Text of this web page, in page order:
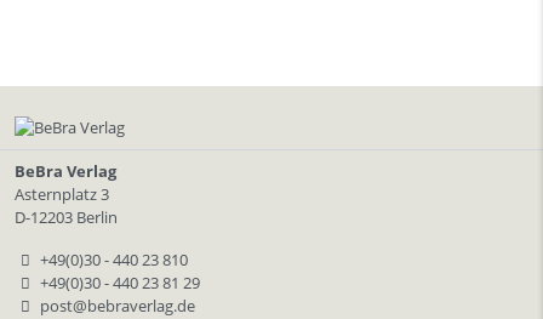
BeBra Verlag
Asternplatz 3
D-12203 Berlin
+49(0)30 - 440 23 810
+49(0)30 - 440 23 81 29
post@bebraverlag.de